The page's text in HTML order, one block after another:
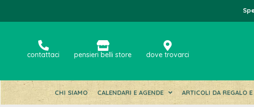
contattaci pensieri belli store dove trovarci
CHI SIAMO CALENDARI E AGENDE ARTICOLI DA REGALO